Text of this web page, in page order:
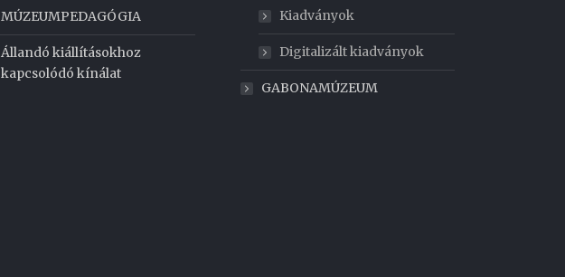
MÚZEUMPEDAGÓGIA
Állandó kiállításokhoz
kapcsolódó kínálat
Kiadványok
Digitalizált kiadványok
GABONAMÚZEUM